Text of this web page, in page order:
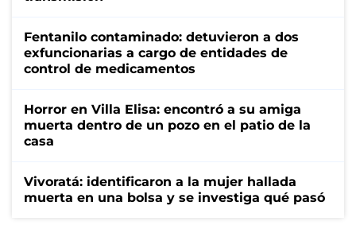
Fentanilo contaminado: detuvieron a dos
exfuncionarias a cargo de entidades de
control de medicamentos
Horror en Villa Elisa: encontró a su amiga
muerta dentro de un pozo en el patio de la
casa
Vivoratá: identificaron a la mujer hallada
muerta en una bolsa y se investiga qué pasó